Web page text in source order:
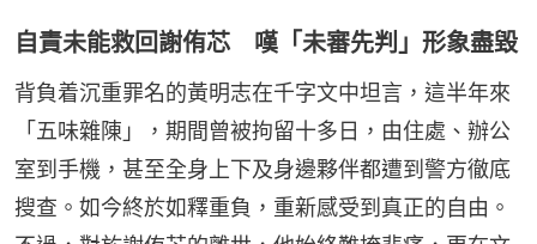
自責未能救回謝侑芯 嘆「未審先判」形象盡毀
背負着沉重罪名的黃明志在千字文中坦言，這半年來
「五味雜陳」，期間曾被拘留十多日，由住處、辦公
室到手機，甚至全身上下及身邊夥伴都遭到警方徹底
搜查。如今終於如釋重負，重新感受到真正的自由。